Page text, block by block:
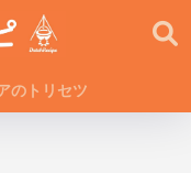
のトリセツ